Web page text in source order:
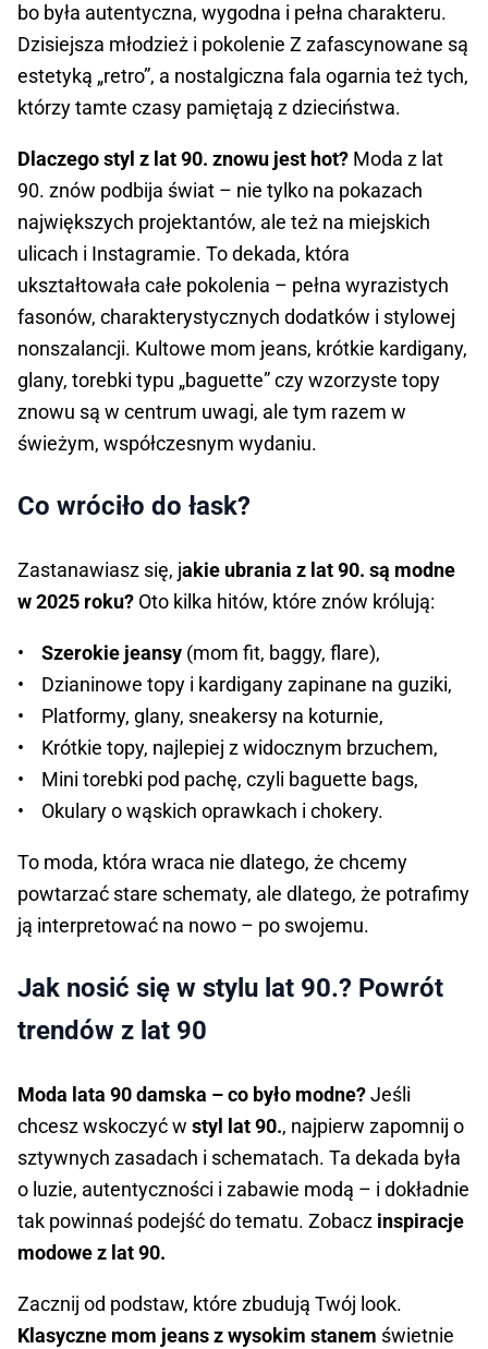
bo była autentyczna, wygodna i pełna charakteru.
Dzisiejsza młodzież i pokolenie Z zafascynowane są
estetyką „retro”, a nostalgiczna fala ogarnia też tych,
którzy tamte czasy pamiętają z dzieciństwa.
Dlaczego styl z lat 90. znowu jest hot? Moda z lat
90. znów podbija świat – nie tylko na pokazach
największych projektantów, ale też na miejskich
ulicach i Instagramie. To dekada, która
ukształtowała całe pokolenia – pełna wyrazistych
fasonów, charakterystycznych dodatków i stylowej
nonszalancji. Kultowe mom jeans, krótkie kardigany,
glany, torebki typu „baguette” czy wzorzyste topy
znowu są w centrum uwagi, ale tym razem w
świeżym, współczesnym wydaniu.
Co wróciło do łask?
Zastanawiasz się, jakie ubrania z lat 90. są modne
w 2025 roku? Oto kilka hitów, które znów królują:
• Szerokie jeansy (mom fit, baggy, flare),
• Dzianinowe topy i kardigany zapinane na guziki,
• Platformy, glany, sneakersy na koturnie,
• Krótkie topy, najlepiej z widocznym brzuchem,
• Mini torebki pod pachę, czyli baguette bags,
• Okulary o wąskich oprawkach i chokery.
To moda, która wraca nie dlatego, że chcemy
powtarzać stare schematy, ale dlatego, że potrafimy
ją interpretować na nowo – po swojemu.
Jak nosić się w stylu lat 90.? Powrót
trendów z lat 90
Moda lata 90 damska – co było modne?Jeśli
chcesz wskoczyć w styl lat 90., najpierw zapomnij o
sztywnych zasadach i schematach. Ta dekada była
o luzie, autentyczności i zabawie modą – i dokładnie
tak powinnaś podejść do tematu. Zobacz inspiracje
modowe z lat 90.
Zacznij od podstaw, które zbudują Twój look.
Klasyczne mom jeans z wysokim stanem świetnie